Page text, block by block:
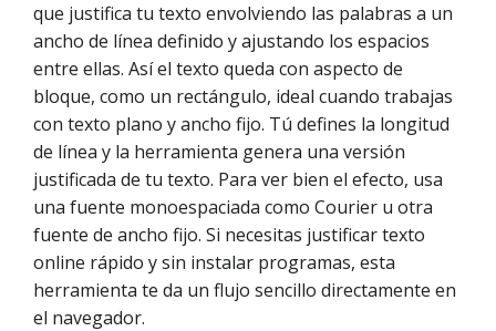
que justifica tu texto envolviendo las palabras a un
ancho de línea definido y ajustando los espacios
entre ellas. Así el texto queda con aspecto de
bloque, como un rectángulo, ideal cuando trabajas
con texto plano y ancho fijo. Tú defines la longitud
de línea y la herramienta genera una versión
justificada de tu texto. Para ver bien el efecto, usa
una fuente monoespaciada como Courier u otra
fuente de ancho fijo. Si necesitas justificar texto
online rápido y sin instalar programas, esta
herramienta te da un flujo sencillo directamente en
el navegador.